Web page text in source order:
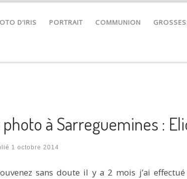
D’IRIS PORTRAIT COMMUNION
à Sarreguemines :
1 octobre 2014
sans doute il y a 2 mois j’ai